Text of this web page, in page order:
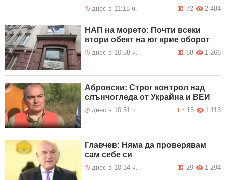
днес в 11:18 ч. 2 484
72
НАП на морето: Почти всеки
втори обект на юг крие оборот
днес в 10:58 ч. 1 266
68
Абровски: Строг контрол над
слънчогледа от Украйна и ВЕИ
днес в 10:51 ч. 1 113
15
Главчев: Няма да проверявам
сам себе си
днес в 10:34 ч. 1 294
29